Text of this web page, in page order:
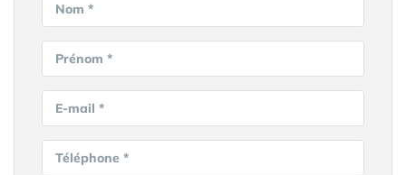
Nom *
Prénom *
E-mail *
Téléphone *